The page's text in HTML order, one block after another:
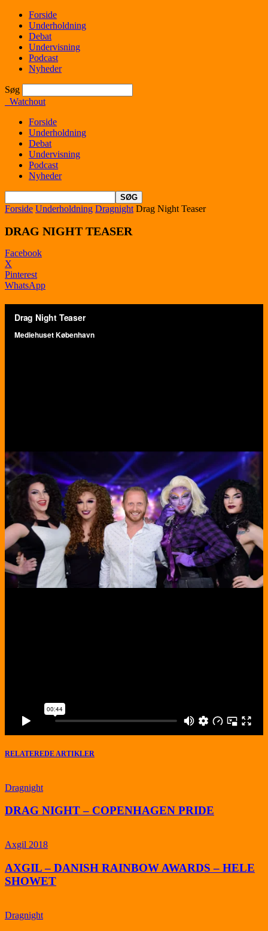
Forside
Underholdning
Debat
Undervisning
Podcast
Nyheder
Søg
Watchout
Forside
Underholdning
Debat
Undervisning
Podcast
Nyheder
Forside Underholdning Dragnight Drag Night Teaser
DRAG NIGHT TEASER
Facebook
X
Pinterest
WhatsApp
RELATEREDE ARTIKLER
Dragnight
DRAG NIGHT – COPENHAGEN PRIDE
Axgil 2018
AXGIL – DANISH RAINBOW AWARDS – HELE
SHOWET
Dragnight